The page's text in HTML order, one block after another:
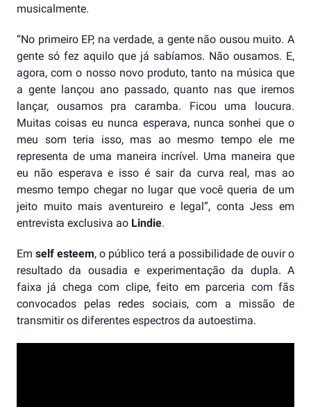
musicalmente.
“No primeiro EP, na verdade, a gente não ousou muito. A
gente só fez aquilo que já sabíamos. Não ousamos. E,
agora, com o nosso novo produto, tanto na música que
a gente lançou ano passado, quanto nas que iremos
lançar, ousamos pra caramba. Ficou uma loucura.
Muitas coisas eu nunca esperava, nunca sonhei que o
meu som teria isso, mas ao mesmo tempo ele me
representa de uma maneira incrível. Uma maneira que
eu não esperava e isso é sair da curva real, mas ao
mesmo tempo chegar no lugar que você queria de um
jeito muito mais aventureiro e legal”, conta Jess em
entrevista exclusiva ao Lindie.
Emself esteem, o público terá a possibilidade de ouvir o
resultado da ousadia e experimentação da dupla. A
faixa já chega com clipe, feito em parceria com fãs
convocados pelas redes sociais, com a missão de
transmitir os diferentes espectros da autoestima.